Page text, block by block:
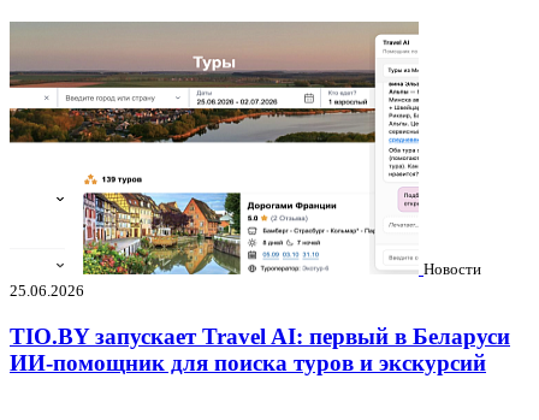
Новости
25.06.2026
TIO.BY запускает Travel AI: первый в Беларуси
ИИ-помощник для поиска туров и экскурсий